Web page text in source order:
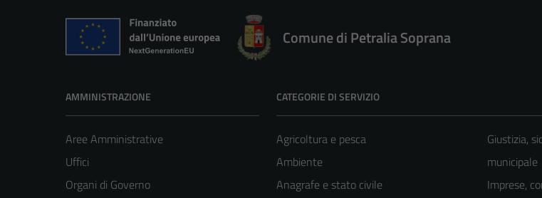
Comune di Petralia Soprana
AMMINISTRAZIONE
Aree Amministrative
Uffici
Organi di Governo
CATEGORIE DI SERVIZIO
Agricoltura e pesca
Ambiente
Anagrafe e stato civile
Giustizia,
municipale
Imprese,